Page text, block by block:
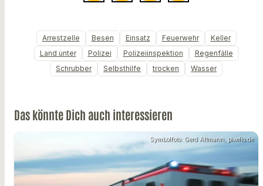
Arrestzelle Besen Einsatz Feuerwehr
Keller
Land unter
Polizei Polizeiinspektion
Regenfälle
Schrubber
Selbsthilfe trocken Wasser
Das könnte Dich auch interessieren
Symbolfoto: Gerd Altmann, pixelio.de